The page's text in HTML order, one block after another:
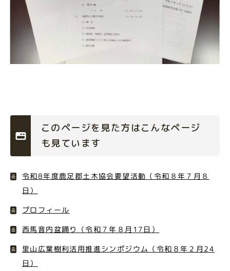
このページを見た方はこんなページ
も見ています
令和8年度鹿足郡土木協会要望活動（令和８年７月８
日）
プロフィール
西馬音内盆踊り（令和７年８月17日）
里山広葉樹利活用推進シンポジウム（令和８年２月24
日）